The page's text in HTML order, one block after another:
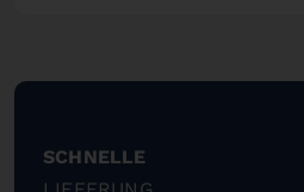
SCHNELLE